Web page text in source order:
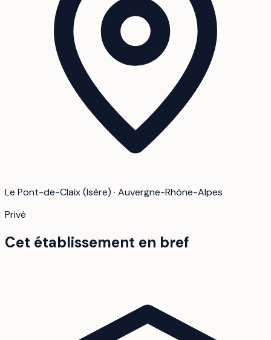
Le Pont-de-Claix (Isère) · Auvergne-Rhône-Alpes
Privé
Cet établissement en bref